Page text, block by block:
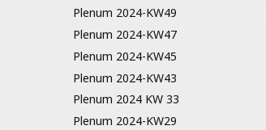
Plenum 2024-KW49
Plenum 2024-KW47
Plenum 2024-KW45
Plenum 2024-KW43
Plenum 2024 KW 33
Plenum 2024-KW29